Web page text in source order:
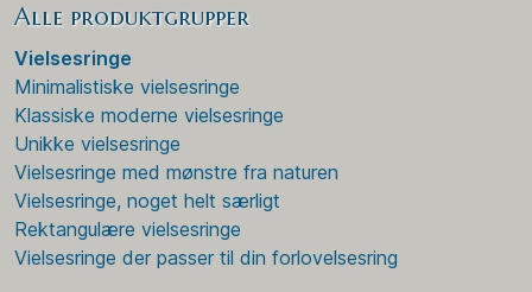
Alle produktgrupper
Vielsesringe
Minimalistiske vielsesringe
Klassiske moderne vielsesringe
Unikke vielsesringe
Vielsesringe med mønstre fra naturen
Vielsesringe, noget helt særligt
Rektangulære vielsesringe
Vielsesringe der passer til din forlovelsesring